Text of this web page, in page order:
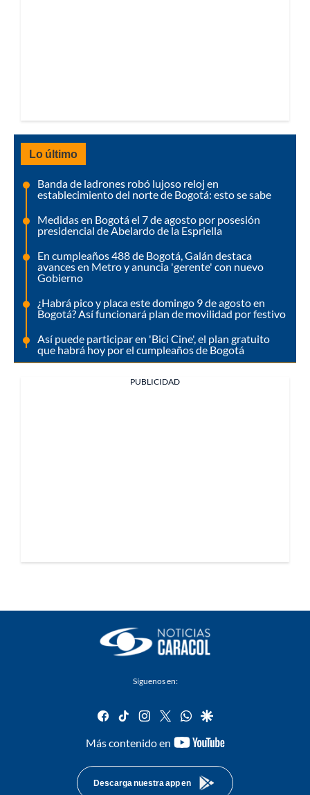
Lo último
Banda de ladrones robó lujoso reloj en
establecimiento del norte de Bogotá: esto se sabe
Medidas en Bogotá el 7 de agosto por posesión
presidencial de Abelardo de la Espriella
En cumpleaños 488 de Bogotá, Galán destaca
avances en Metro y anuncia 'gerente' con nuevo
Gobierno
¿Habrá pico y placa este domingo 9 de agosto en
Bogotá? Así funcionará plan de movilidad por festivo
Así puede participar en 'Bici Cine', el plan gratuito
que habrá hoy por el cumpleaños de Bogotá
PUBLICIDAD
Síguenos en:
facebook
tiktok instagram
twitterwhatsapp
google
Más contenido en
youtube-
Descarga nuestra app en